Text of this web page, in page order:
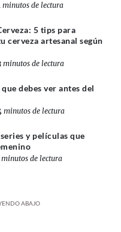
minutos de lectura
5 tips para
cerveza artesanal según
minutos de lectura
debes ver antes del
minutos de lectura
y películas que
minutos de lectura
ABAJO